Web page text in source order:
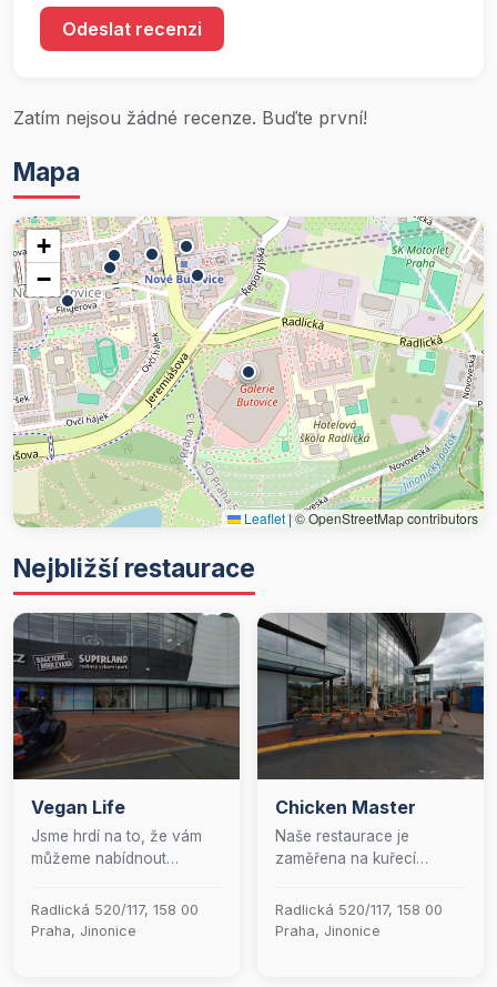
Odeslat recenzi
Zatím nejsou žádné recenze. Buďte první!
Mapa
+
−
Leaflet|© OpenStreetMap contributors
Nejbližší restaurace
Vegan Life
Jsme hrdí na to, že vám
můžeme nabídnout
vyhlášené veganské
restauraci, kde se snoubí
Radlická 520/117, 158 00
Praha, Jinonice
Chicken Master
Naše restaurace je
zaměřena na kuřecí
stylu, pochutnat si můžete
na pikantních korejských
Radlická 520/117, 158 00
Praha, Jinonice